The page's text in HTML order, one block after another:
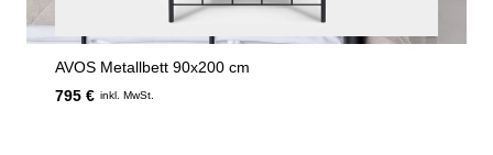
AVOS Metallbett 90x200 cm
795 € inkl. MwSt.